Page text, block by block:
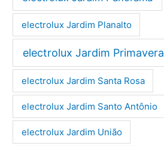
electrolux Jardim Planalto
electrolux Jardim Primavera
electrolux Jardim Santa Rosa
electrolux Jardim Santo Antônio
electrolux Jardim União